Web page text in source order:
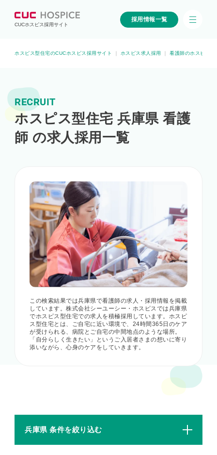
CUCホスピス採用サイト
採用情報一覧
ホスピス型住宅のCUCホスピス採用サイト ホスピス求人採用 看護師のホスピス求
RECRUIT
ホスピス型住宅 兵庫県 看護
師 の求人採用一覧
この検索結果では兵庫県で看護師の求人・採用情報を掲載
しています。株式会社シーユーシー・ホスピスでは兵庫県
でホスピス型住宅での求人を積極採用しています。ホスピ
ス型住宅とは、ご自宅に近い環境で、24時間365日のケア
が受けられる、病院とご自宅の中間地点のような場所。
「自分らしく生きたい」というご入居者さまの想いに寄り
添いながら、心身のケアをしていきます。
兵庫県 条件を絞り込む